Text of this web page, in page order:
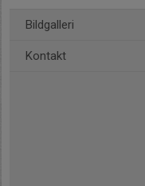
Bildgalleri
Kontakt